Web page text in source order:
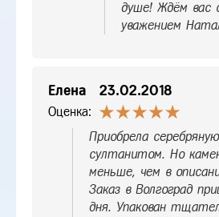
душе! Ждём вас
уважением
Елена 23.02.2018
Оценка:
Приобрела
султанитом. Но
меньше, чем в
Заказ в Волгоград
дня. Упакован